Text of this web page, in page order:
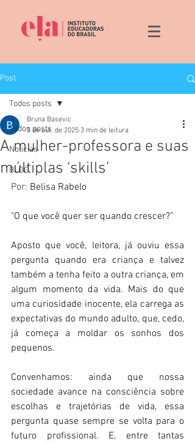
Post
Todos posts
Noticias
BLOG
Todos posts
A mulher-professora e suas
múltiplas ‘skills’
Bruna Basevic
3 de out. de 2025 3 min de leitura
Por: Belisa Rabelo
"O que você quer ser quando crescer?”
Aposto que você, leitora, já ouviu essa
pergunta quando era criança e talvez
também a tenha feito a outra criança, em
algum momento da vida. Mais do que
uma curiosidade inocente, ela carrega as
expectativas do mundo adulto, que, cedo,
já começa a moldar os sonhos dos
pequenos.
Convenhamos: ainda que nossa
sociedade avance na consciência sobre
escolhas e trajetórias de vida, essa
pergunta quase sempre se volta para o
futuro profissional. E, entre tantas